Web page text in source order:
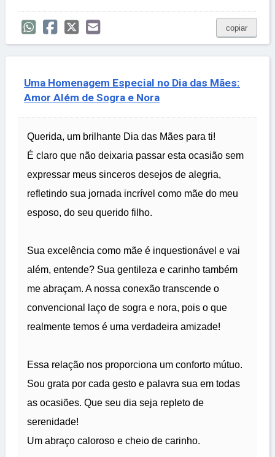
copiar
Uma Homenagem Especial no Dia das Mães:
Amor Além de Sogra e Nora
Querida, um brilhante Dia das Mães para ti!
É claro que não deixaria passar esta ocasião sem
expressar meus sinceros desejos de alegria,
refletindo sua jornada incrível como mãe do meu
esposo, do seu querido filho.
Sua excelência como mãe é inquestionável e vai
além, entende? Sua gentileza e carinho também
me abraçam. A nossa conexão transcende o
convencional laço de sogra e nora, pois o que
realmente temos é uma verdadeira amizade!
Essa relação nos proporciona um conforto mútuo.
Sou grata por cada gesto e palavra sua em todas
as ocasiões. Que seu dia seja repleto de
serenidade!
Um abraço caloroso e cheio de carinho.